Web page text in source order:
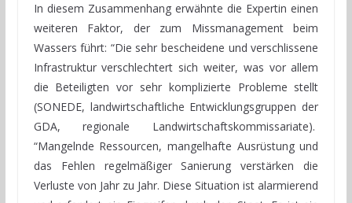
In diesem Zusammenhang erwähnte die Expertin einen
weiteren Faktor, der zum Missmanagement beim
Wassers führt: “Die sehr bescheidene und verschlissene
Infrastruktur verschlechtert sich weiter, was vor allem
die Beteiligten vor sehr komplizierte Probleme stellt
(SONEDE, landwirtschaftliche Entwicklungsgruppen der
GDA, regionale Landwirtschaftskommissariate).
“Mangelnde Ressourcen, mangelhafte Ausrüstung und
das Fehlen regelmäßiger Sanierung verstärken die
Verluste von Jahr zu Jahr. Diese Situation ist alarmierend